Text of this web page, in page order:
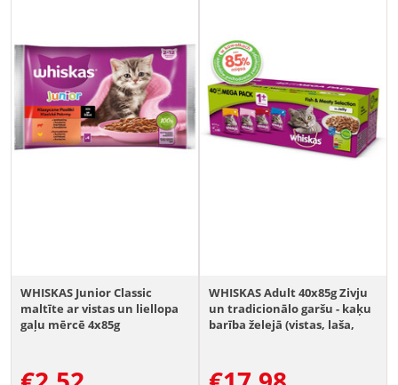
WHISKAS Junior Classic
maltīte ar vistas un liellopa
gaļu mērcē 4x85g
WHISKAS Adult 40x85g Zivju
un tradicionālo garšu - kaķu
barība želejā (vistas, laša,